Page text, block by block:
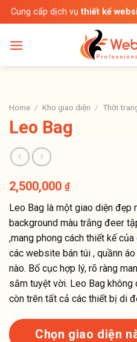
qua
dung
Cung cấp dịch vụ thiết kế
Home / Kho giao diện / Thời
Leo Bag
2,500,000 ₫
Leo Bag là một giao diện đẹp
background màu trắng đeer
,mang phong cách thiết kế
các website bán túi , quầnn
nào. Bố cục hợp lý, rõ ràng
sắm tuyệt vời. Leo Bag không
còn trên tất cả các thiết bị di
Chọn giao diện